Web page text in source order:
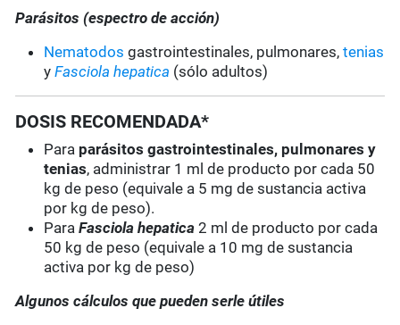
Parásitos (espectro de acción)
Nematodos gastrointestinales, pulmonares,tenias
y Fasciola hepatica (sólo adultos)
DOSIS RECOMENDADA*
Para parásitos gastrointestinales, pulmonares y
tenias, administrar 1 ml de producto por cada 50
kg de peso (equivale a 5 mg de sustancia activa
por kg de peso).
ParaFasciola hepatica 2 ml de producto por cada
50 kg de peso (equivale a 10 mg de sustancia
activa por kg de peso)
Algunos cálculos que pueden serle útiles